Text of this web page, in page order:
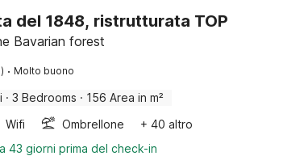
del 1848, ristrutturata TOP
Bavarian forest
· Molto buono
· 3 Bedrooms · 156 Area in m²
Wifi Ombrellone
+ 40 altro
43 giorni prima del check-in